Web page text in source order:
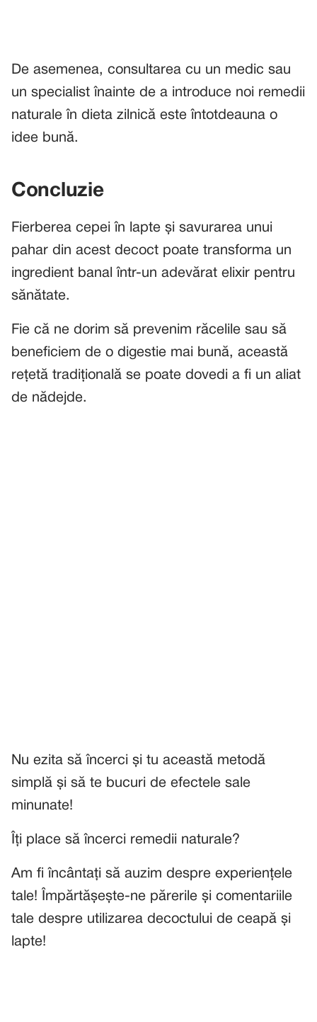
De asemenea, consultarea cu un medic sau
un specialist înainte de a introduce noi remedii
naturale în dieta zilnică este întotdeauna o
idee bună.
Concluzie
Fierberea cepei în lapte și savurarea unui
pahar din acest decoct poate transforma un
ingredient banal într-un adevărat elixir pentru
sănătate.
Fie că ne dorim să prevenim răcelile sau să
beneficiem de o digestie mai bună, această
rețetă tradițională se poate dovedi a fi un aliat
de nădejde.
Nu ezita să încerci și tu această metodă
simplă și să te bucuri de efectele sale
minunate!
Îți place să încerci remedii naturale?
Am fi încântați să auzim despre experiențele
tale! Împărtășește-ne părerile și comentariile
tale despre utilizarea decoctului de ceapă și
lapte!